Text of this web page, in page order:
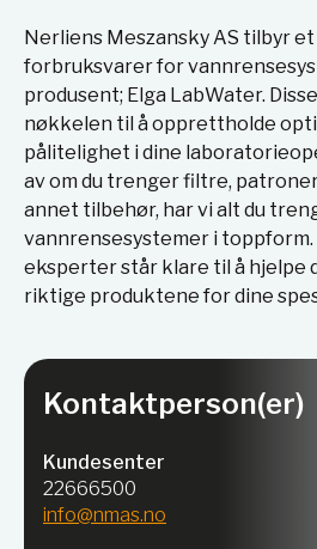
Nerliens Meszansky AS tilbyr
forbruksvarer for
produsent; Elga LabWater.
nøkkelen til å opprettholde
pålitelighet i dine
av om du trenger filtre,
annet tilbehør, har vi alt du
vannrensesystemer i toppform.
eksperter står klare til å hjelpe
riktige produktene for dine
Kontaktperson(er)
Kundesenter
22666500
info@nmas.no